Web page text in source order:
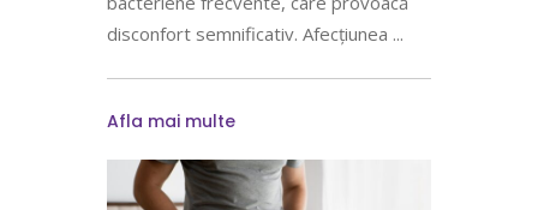
disconfort semnificativ. Afecțiunea
Afla mai multe